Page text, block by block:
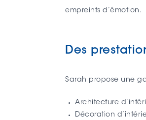
empreints d’émotion.
Des
Sarah propose une
Architecture
Décoration